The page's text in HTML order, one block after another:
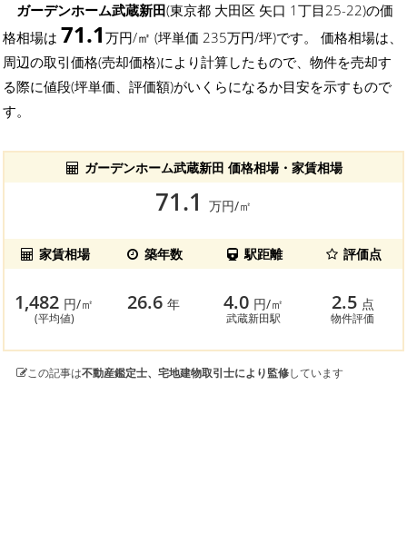
ガーデンホーム武蔵新田(東京都 大田区 矢口 1丁目25-22)の価
格相場は 71.1 万円/㎡ (坪単価 235万円/坪)です。 価格相場は、
周辺の取引価格(売却価格)により計算したもので、物件を売却す
る際に値段(坪単価、評価額)がいくらになるか目安を示すもので
す。
ガーデンホーム武蔵新田 価格相場・家賃相場
71.1 万円/㎡
家賃相場 築年数 駅距離 評価点
1,482 円/㎡
(平均値)
26.6年 4.0 円/㎡
武蔵新田駅
2.5 点
物件評価
この記事は不動産鑑定士、宅地建物取引士により監修しています